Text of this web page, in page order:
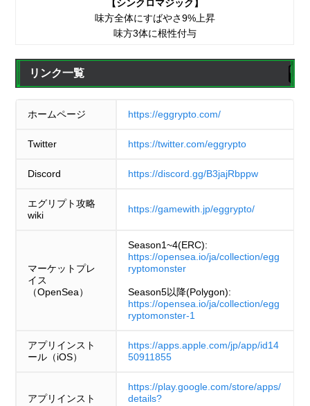
【シンクロマジック】
味方全体にすばやさ9%上昇
味方3体に根性付与
リンク一覧
ホームページ https://eggrypto.com/
Twitter https://twitter.com/eggrypto
Discord https://discord.gg/B3jajRbppw
エグリプト攻略
wiki
https://gamewith.jp/eggrypto/
マーケットプレ
イス
（OpenSea）
Season1~4(ERC):
https://opensea.io/ja/collection/egg
ryptomonster
Season5以降(Polygon):
https://opensea.io/ja/collection/egg
ryptomonster-1
アプリインスト
ール（iOS）
https://apps.apple.com/jp/app/id14
50911855
アプリインスト
https://play.google.com/store/apps/
details?